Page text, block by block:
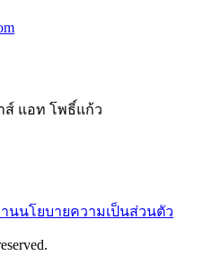
ส์ แอท โพธิ์แก้ว
านนโยบายความเป็นส่วนตัว